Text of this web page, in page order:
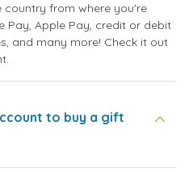
country from where you're
Pay, Apple Pay, credit or debit
and many more! Check it out
to buy a gift